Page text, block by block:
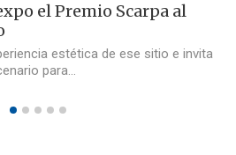
el Premio Scarpa al
estética de ese sitio e invita
para…